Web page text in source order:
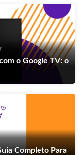
o Google TV: o
Completo Para